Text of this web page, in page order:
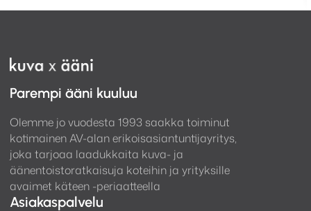
Parempi ääni kuuluu
Olemme jo vuodesta 1993 saakka toiminut
kotimainen AV-alan erikoisasiantuntijayritys,
joka tarjoaa laadukkaita kuva- ja
äänentoistoratkaisuja koteihin ja yrityksille
avaimet käteen -periaatteella
Asiakaspalvelu